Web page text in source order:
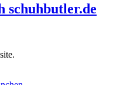
schuhbutler.de